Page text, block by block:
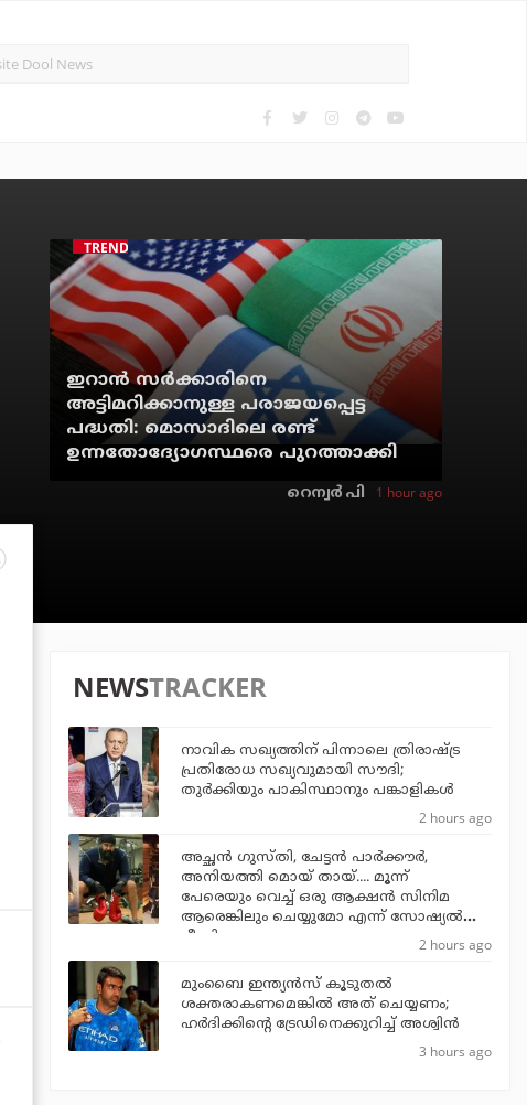
TRENDING
ഇറാന്‍ സര്‍ക്കാരിനെ
അട്ടിമറിക്കാനുള്ള പരാജയപ്പെട്ട
പദ്ധതി: മൊസാദിലെ രണ്ട്
ഉന്നതോദ്യോഗസ്ഥരെ പുറത്താക്കി
റെന്വര്‍ പി 1 hour ago
NEWSTRACKER
നാവിക സഖ്യത്തിന് പിന്നാലെ ത്രിരാഷ്ട്ര
പ്രതിരോധ സഖ്യവുമായി സൗദി;
തുര്‍ക്കിയും പാകിസ്ഥാനും പങ്കാളികള്‍
2 hours ago
അച്ഛന്‍ ഗുസ്തി, ചേട്ടന്‍ പാര്‍ക്കൗര്‍,
അനിയത്തി മൊയ് തായ്.... മൂന്ന്
പേരെയും വെച്ച് ഒരു ആക്ഷന്‍ സിനിമ
ആരെങ്കിലും ചെയ്യുമോ എന്ന് സോഷ്യല്‍
മീഡിയ
2 hours ago
മുംബൈ ഇന്ത്യന്‍സ് കൂടുതല്‍
ശക്തരാകണമെങ്കില്‍ അത് ചെയ്യണം;
ഹര്‍ദിക്കിന്റെ ട്രേഡിനെക്കുറിച്ച് അശ്വിന്‍
3 hours ago